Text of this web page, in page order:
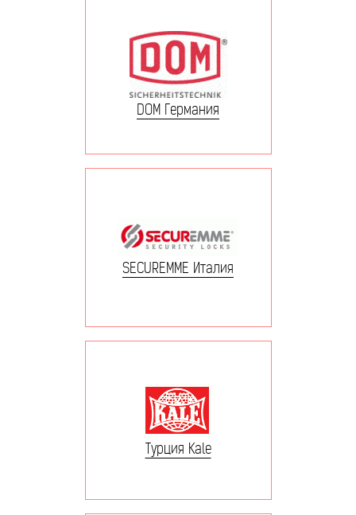
DOM Германия
SECUREMME Италия
Турция Kale